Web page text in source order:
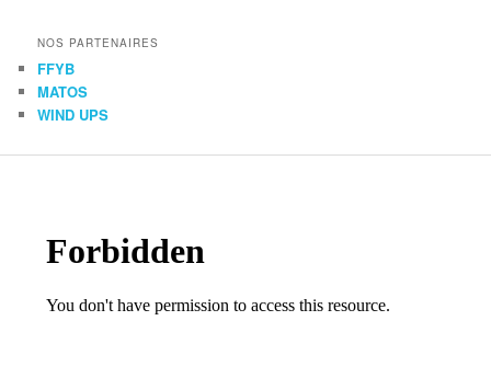
NOS PARTENAIRES
FFYB
MATOS
WIND UPS